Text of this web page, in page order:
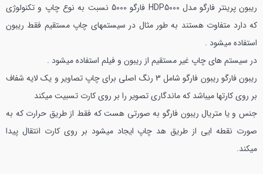
ریبون پرینتر فارگو مدل HDP5000 فارگو 5000 نسبت به نوع چاپ و تکنولوژی
که دارد متفاوت هستند به طور مثال در سیستمهای چاپ مستقیم فقط ریبون
استفاده میشود .
در سیستم های چاپ غیر مستقیم از ریبون و فیلم استفاده میشود .
ریبون فارگو
ریبون فارگو شامل 3 رنگ اصلی برای چاپ تصاویر و یک لایه شفاف
بر روی کارتها میباشد که ماندگاری تصویر را بر روی کارت تسبیت میکند
جنس و یا متریال ریبون فارگو به صورتی هست که فقط از طریق حرارت که به
صورت نقطه ایی از طریق هد چاپ ایجاد میشود بر روی کارت انتقال پیدا
میکند.